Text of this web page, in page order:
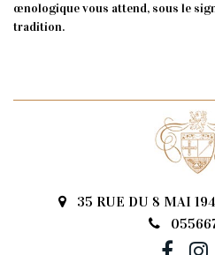
œnologique vous attend, sous le
tradition.
35 RUE DU 8 MAI